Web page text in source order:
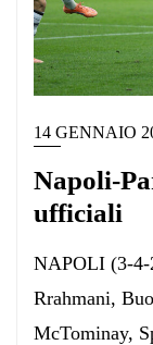
14 GENNAIO
Napoli-
ufficiali
NAPOLI (3-
Rrahmani,
McTominay,